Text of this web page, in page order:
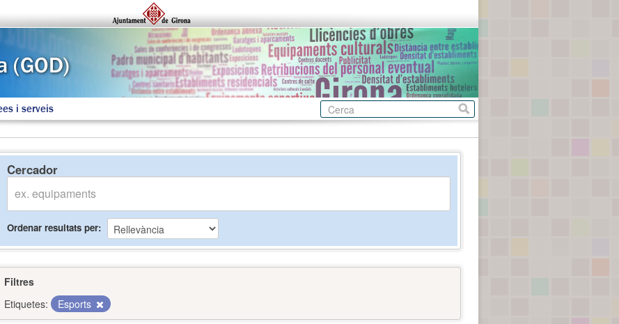
i serveis
Cercador
Ordenar resultats per
Filtres
Etiquetes:
Esports